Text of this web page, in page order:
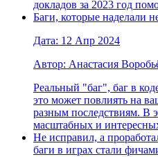
докладов за 2023 год
Баги, которые наделали
Дата: 12 Апр 2024
Автор: Анастасия
Реальный "баг", баг в
это может повлиять на
разным последствиям. В
масштабных и
Не исправил, а
баги в играх стали